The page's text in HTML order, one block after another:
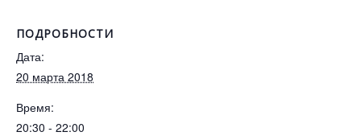
ПОДРОБНОСТИ
Дата:
20 марта 2018
Время:
20:30 - 22:00